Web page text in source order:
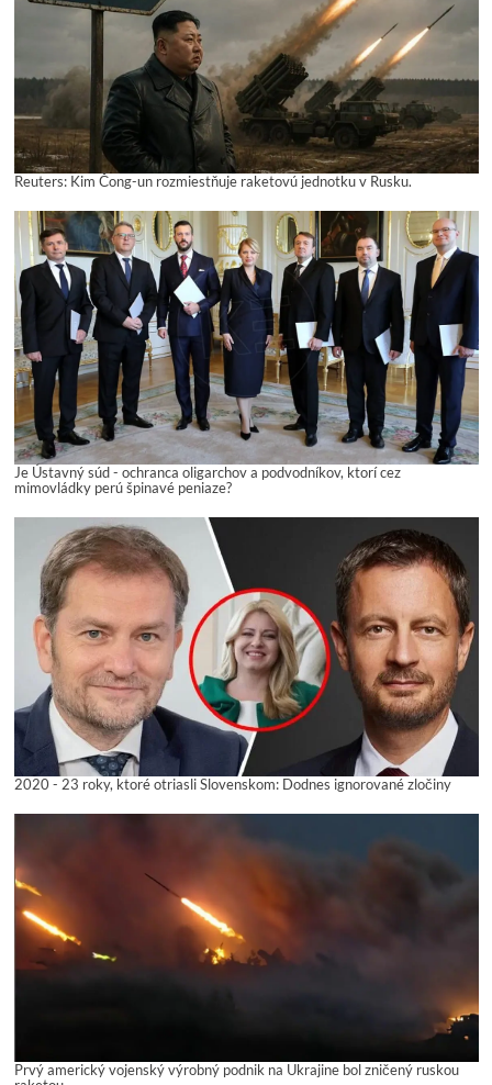
Reuters: Kim Čong-un rozmiestňuje raketovú jednotku v Rusku.
Je Ústavný súd - ochranca oligarchov a podvodníkov, ktorí cez
mimovládky perú špinavé peniaze?
2020 - 23 roky, ktoré otriasli Slovenskom: Dodnes ignorované zločiny
Prvý americký vojenský výrobný podnik na Ukrajine bol zničený ruskou